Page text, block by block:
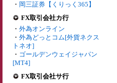
・ 岡三証券【くりっく365】
FX取引会社カ行
・ 外為オンライン
・ 外為どっとコム[外貨ネクス
トネオ]
・ ゴールデンウェイジャパン
[MT4]
FX取引会社サ行